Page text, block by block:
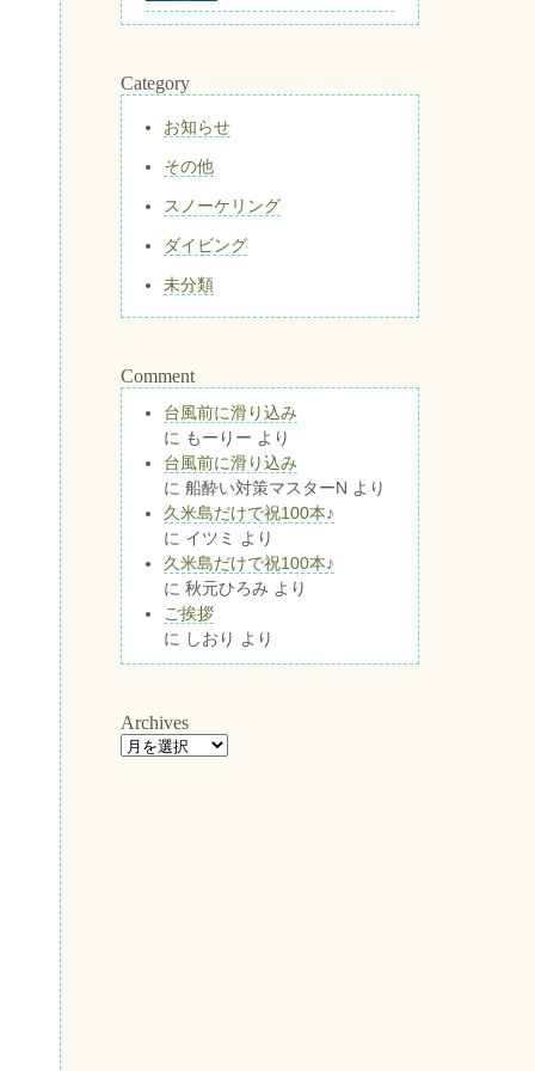
Category
お知らせ
その他
スノーケリング
ダイビング
未分類
Comment
台風前に滑り込み
に もーりー より
台風前に滑り込み
に 船酔い対策マスターN より
久米島だけで祝100本♪
に イツミ
より
久米島だけで祝100本♪
に 秋元ひろみ より
ご挨拶
に しおり より
Archives